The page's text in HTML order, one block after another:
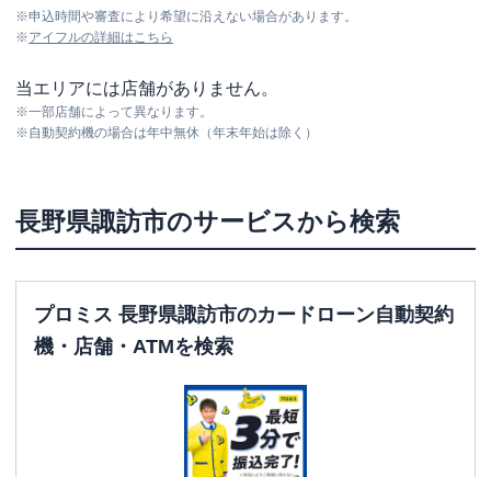
※申込時間や審査により希望に沿えない場合があります。
※アイフルの詳細はこちら
当エリアには店舗がありません。
※一部店舗によって異なります。
※自動契約機の場合は年中無休（年末年始は除く）
長野県諏訪市のサービスから検索
プロミス 長野県諏訪市のカードローン自動契約
機・店舗・ATMを検索